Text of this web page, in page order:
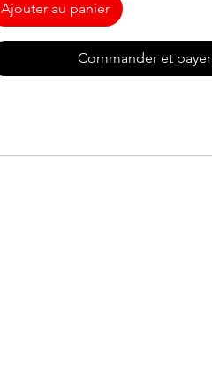
Ajouter au panier
Commander et payer